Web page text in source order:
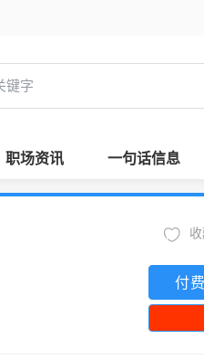
职场资讯 一句话信息
付